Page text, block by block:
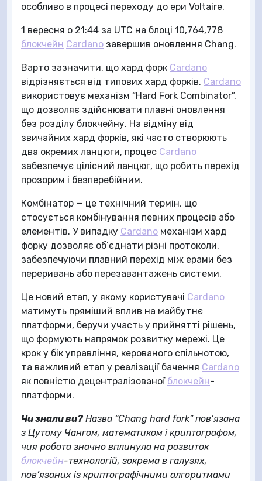
особливо в процесі переходу до ери Voltaire.
1 вересня о 21:44 за UTC на блоці 10,764,778
блокчейн Cardano завершив оновлення Chang.
Варто зазначити, що хард форк Cardano
відрізняється від типових хард форків. Cardano
використовує механізм “Hard Fork Combinator”,
що дозволяє здійснювати плавні оновлення
без розділу блокчейну. На відміну від
звичайних хард форків, які часто створюють
два окремих ланцюги, процес Cardano
забезпечує цілісний ланцюг, що робить перехід
прозорим і безперебійним.
Комбінатор — це технічний термін, що
стосується комбінування певних процесів або
елементів. У випадку Cardano механізм хард
форку дозволяє об’єднати різні протоколи,
забезпечуючи плавний перехід між ерами без
переривань або перезавантажень системи.
Це новий етап, у якому користувачі Cardano
матимуть пряміший вплив на майбутнє
платформи, беручи участь у прийнятті рішень,
що формують напрямок розвитку мережі. Це
крок у бік управління, керованого спільнотою,
та важливий етап у реалізації бачення Cardano
як повністю децентралізованої блокчейн-
платформи.
Чи знали ви? Назва “Chang hard fork” пов’язана
з Цутому Чангом, математиком і криптографом,
чия робота значно вплинула на розвиток
блокчейн-технологій, зокрема в галузях,
пов’язаних із криптографічними алгоритмами